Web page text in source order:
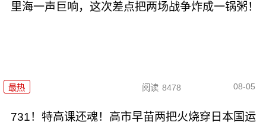
里海一声巨响，这次差点把两场战争炸成一锅粥！
最热 阅读 8478 08-05
731！特高课还魂！高市早苗两把火烧穿日本国运